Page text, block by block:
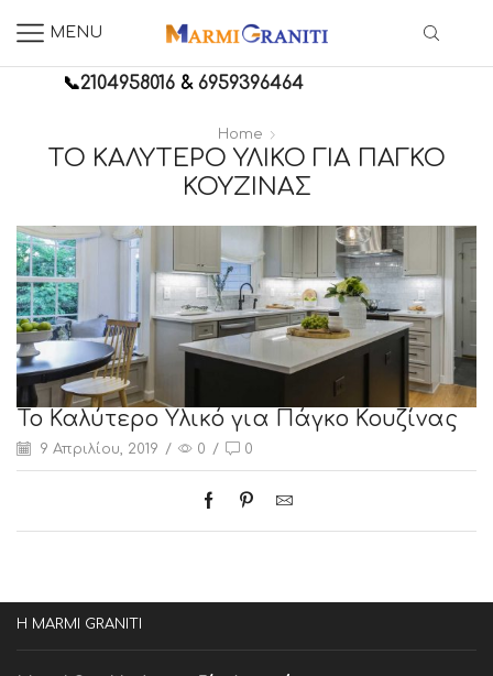
MENU
📞2104958016 &6959396464
Home
ΤΟ ΚΑΛΎΤΕΡΟ ΥΛΙΚΌ ΓΙΑ ΠΆΓΚΟ
ΚΟΥΖΊΝΑΣ
Το Καλύτερο Υλικό για Πάγκο Κουζίνας
9 Απριλίου, 2019 / 0 / 0
Η MARMI GRANITI